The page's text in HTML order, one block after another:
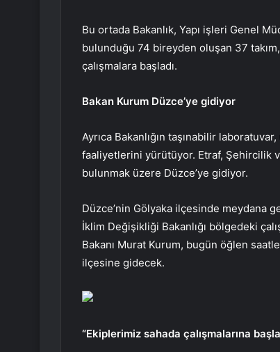
Bu ortada Bakanlık, Yapı işleri Genel
bulunduğu 74 bireyden oluşan 37
çalışmalara başladı.
Bakan Kurum Düzce’ye gidiyor
Ayrıca Bakanlığın taşınabilir
faaliyetlerini yürütüyor. Etraf, Şehircilik
bulunmak üzere Düzce’ye gidiyor.
Düzce’nin Gölyaka ilçesinde meydana
İklim Değişikliği Bakanlığı bölgedeki
Bakanı Murat Kurum, bugün öğlen
ilçesine gidecek.
“Ekiplerimiz sahada çalışmalarına